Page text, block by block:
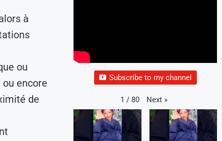
à
ou
encore
de
Subscribe to my channel
1 / 80 Next »